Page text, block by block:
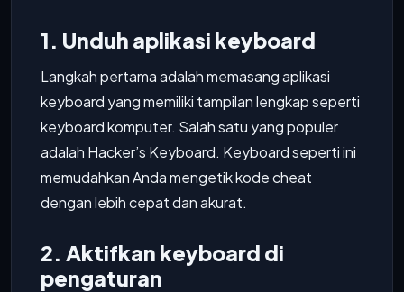
1. Unduh aplikasi keyboard
Langkah pertama adalah memasang aplikasi
keyboard yang memiliki tampilan lengkap seperti
keyboard komputer. Salah satu yang populer
adalah Hacker’s Keyboard. Keyboard seperti ini
memudahkan Anda mengetik kode cheat
dengan lebih cepat dan akurat.
2. Aktifkan keyboard di
pengaturan